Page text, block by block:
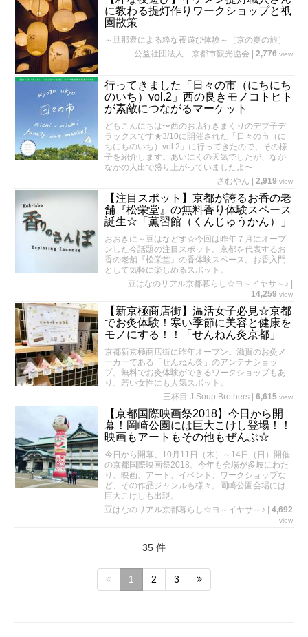
に教わる提灯作りワークショップと祇
園散策
～旦那衆による粋な夜遊び体験～［京の夏の旅］
公益社団法人 京都市観光協会
2,776 view
行ってきました「日々の市（にちにち
のいち）vol.2」西の良きモノコトヒト
が素敵につながるマーケット
どもこんにちは〜西のお店行きまくりのデブ子デ
ラックスです★3/10に開催された「日々の市（に
ちにちのいち）vol.2」に行ってきたので、その様
子を紹介します。あいにくの天気でしたが、なか
なかの人出で盛り上がっていましたよ〜
さむやん
2,919 view
【注目スポット】京都が誇るお香の老
舗『松栄堂』の無料香り体験スペース
誕生☆「薫習館（くんじゅうかん）」
おおきに～豆はなどす☆今回は昨年７月にオープ
ンした今話題の注目スポット。京都を代表するお
香の老舗『松栄堂』の香体験スペース。お香入門
として気軽に楽しめるスポット。
豆はなのリアル京都暮らし☆ヨ～イヤサ～♪
14,259 view
【新京極商店街】温活女子必見☆京都
でお灸体験！寒い季節に美容と健康を
モノにする！！「せんねん灸京都」
京都新京極商店街に昨年オープン。滋賀のお灸メ
ーカーである「せんねん灸」のアンテナショッ
プ。無料でお灸体験ができるワークショップもあ
り、若い女性にも人気スポット。
三杯目 J Soup Brothers
6,615 view
【京都国際映画祭2018】今日から開
幕！岡崎公園には巨大こけし登場！！
映画もアートもその他もぜんぶ☆
今日から開幕、10月11日（木）～14日（日）開催
の京都国際映画祭2018。今年も会場が多岐にわた
り、映画、アート、イベント、ワークショップな
ど、その作品ジャンルも様々。岡崎公園会場には
巨大こけしも出現。
豆はなのリアル京都暮らし☆ヨ～イヤサ～♪
4,692
view
35 件
1 2 3